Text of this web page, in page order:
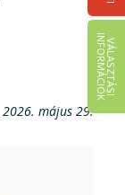
V
Á
L
A
S
Z
T
Á
S
I
IN
F
O
R
M
Á
C
I
Ó
K
2026. május 29.